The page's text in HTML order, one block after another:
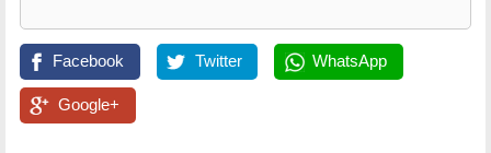
Facebook Twitter WhatsApp
Google+